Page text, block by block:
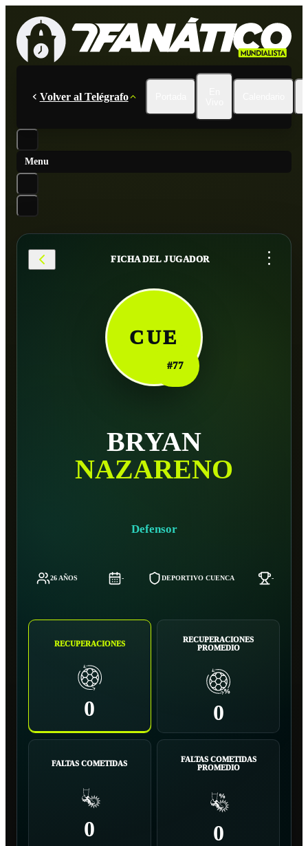
Volver al Telégrafo
Menu
FICHA DEL JUGADOR ...
CUE
#77
BRYAN
NAZARENO
Defensor
26 AÑOS - DEPORTIVO CUENCA -
RECUPERACIONES
0
RECUPERACIONES
PROMEDIO
0
FALTAS COMETIDAS
0
FALTAS COMETIDAS
PROMEDIO
0